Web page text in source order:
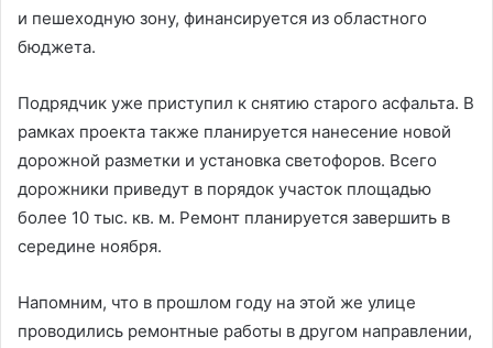
и пешеходную зону, финансируется из областного
бюджета.
Подрядчик уже приступил к снятию старого асфальта. В
рамках проекта также планируется нанесение новой
дорожной разметки и установка светофоров. Всего
дорожники приведут в порядок участок площадью
более 10 тыс. кв. м. Ремонт планируется завершить в
середине ноября.
Напомним, что в прошлом году на этой же улице
проводились ремонтные работы в другом направлении,